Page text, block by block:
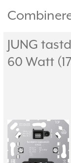
JUNG
60 Watt